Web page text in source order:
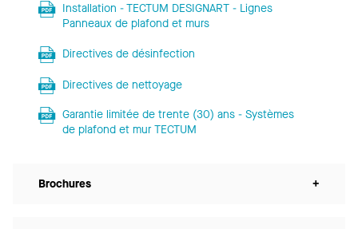
Installation - TECTUM DESIGNART - Lignes
Panneaux de plafond et murs
Directives de désinfection
Directives de nettoyage
Garantie limitée de trente (30) ans - Systèmes
de plafond et mur TECTUM
Brochures +